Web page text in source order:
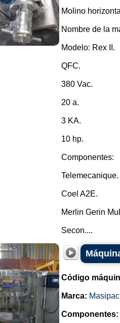
Molino
Nombre de la
Modelo: Rex II.
QFC.
380 Vac.
20 a.
3 KA.
10 hp.
Componentes:
Telemecanique.
Coel A2E.
Merlin Gerin
Secon....
Código
Marca:
Componentes: